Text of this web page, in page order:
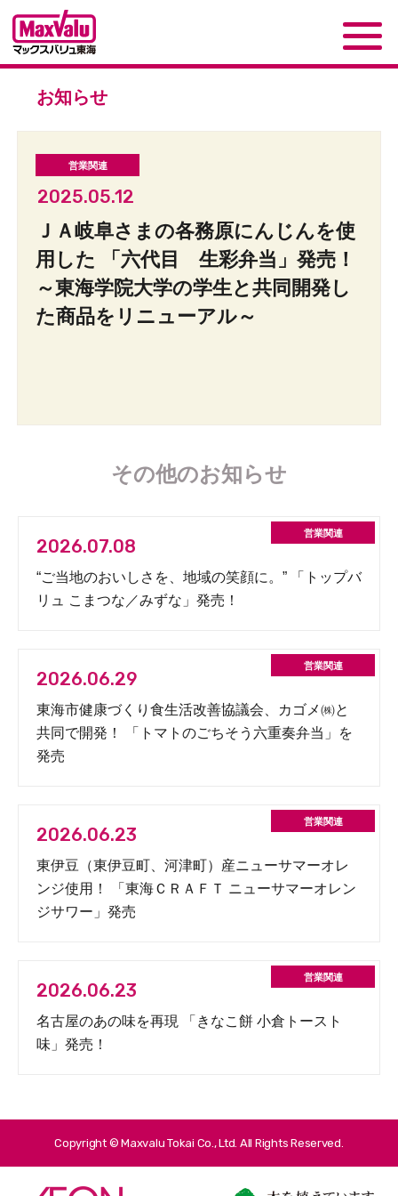
お知らせ
2025.05.12
ＪＡ岐阜さまの各務原にんじんを使
用した 「六代目 生彩弁当」発売！
～東海学院大学の学生と共同開発し
た商品をリニューアル～
その他のお知らせ
2026.07.08
“ご当地のおいしさを、地域の笑顔に。” 「トップバ
リュ こまつな／みずな」発売！
2026.06.29
東海市健康づくり食生活改善協議会、カゴメ㈱と
共同で開発！ 「トマトのごちそう六重奏弁当」を
発売
2026.06.23
東伊豆（東伊豆町、河津町）産ニューサマーオレ
ンジ使用！ 「東海ＣＲＡＦＴ ニューサマーオレン
ジサワー」発売
2026.06.23
名古屋のあの味を再現 「きなこ餅 小倉トースト
味」発売！
Copyright © Maxvalu Tokai Co., Ltd. All Rights Reserved.